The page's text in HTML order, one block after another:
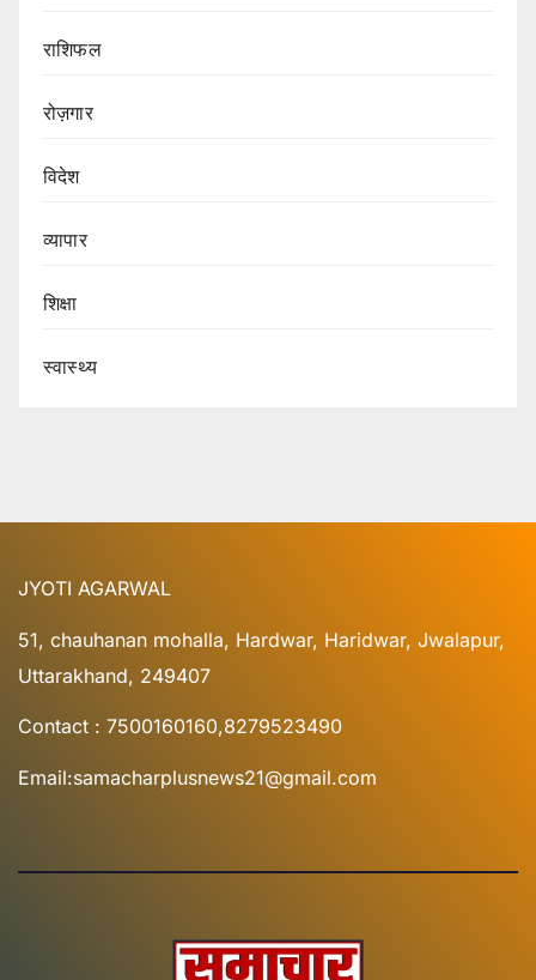
राशिफल
रोज़गार
विदेश
व्यापार
शिक्षा
स्वास्थ्य
JYOTI AGARWAL
51, chauhanan mohalla, Hardwar, Haridwar, Jwalapur,
Uttarakhand, 249407
Contact : 7500160160,8279523490
Email:samacharplusnews21@gmail.com